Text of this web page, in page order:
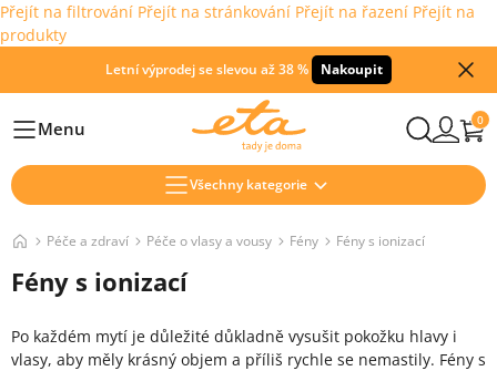
Přejít na filtrování Přejít na stránkování Přejít na řazení Přejít na
produkty
Letní výprodej se slevou až 38 % Nakoupit
HlavníMenu 0
Všechny kategorie
Péče a zdraví Péče o vlasy a vousy Fény Fény s ionizací
Fény s ionizací
Po každém mytí je důležité důkladně vysušit pokožku hlavy i
vlasy, aby měly krásný objem a příliš rychle se nemastily. Fény s